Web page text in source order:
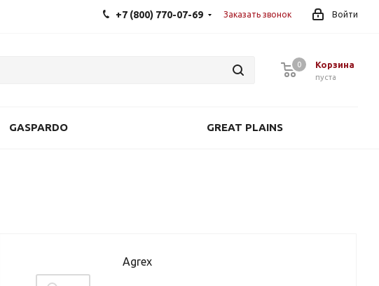
Войти
+7 (800) 770-07-69 Заказать звонок
Корзина
0
пуста
0
GASPARDO GREAT PLAINS
Agrex